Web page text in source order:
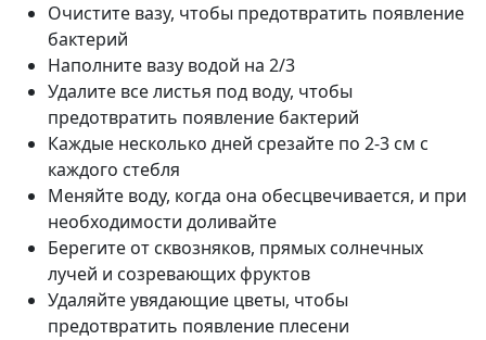
Очистите вазу, чтобы предотвратить появление
бактерий
Наполните вазу водой на 2/3
Удалите все листья под воду, чтобы
предотвратить появление бактерий
Каждые несколько дней срезайте по 2-3 см с
каждого стебля
Меняйте воду, когда она обесцвечивается, и при
необходимости доливайте
Берегите от сквозняков, прямых солнечных
лучей и созревающих фруктов
Удаляйте увядающие цветы, чтобы
предотвратить появление плесени